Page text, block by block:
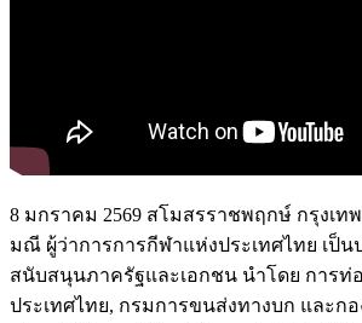
8 มกราคม 2569 สโมสรราชพฤกษ์ กรุงเท
มณี ผู้ว่าการการกีฬาแห่งประเทศไทย เป็
สนับสนุนภาครัฐและเอกชน นำโดย การท่
ประเทศไทย, กรมการขนส่งทางบก และก